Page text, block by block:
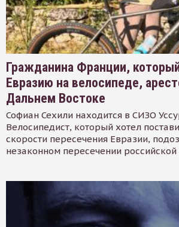
Гражданина Франции,
Евразию на велосипеде,
Дальнем Востоке
Софиан Сехили находится в СИЗО
Велосипедист, который хотел
скорости пересечения Евразии,
незаконном пересечении